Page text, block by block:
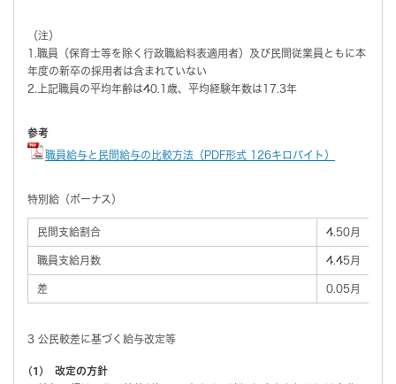
（注）
1.職員（保育士等を除く行政職給料表適用者）及び民間従業員ともに本
年度の新卒の採用者は含まれていない
2.上記職員の平均年齢は40.1歳、平均経験年数は17.3年
参考
職員給与と民間給与の比較方法（PDF形式 126キロバイト）
特別給（ボーナス）
民間支給割合 4.50月
職員支給月数 4.45月
差 0.05月
3 公民較差に基づく給与改定等
(1) 改定の方針